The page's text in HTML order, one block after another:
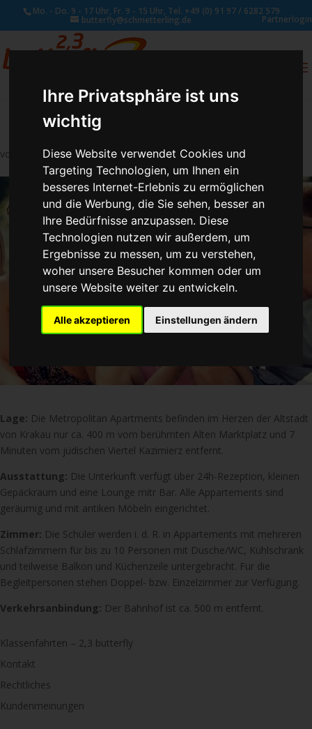
Ihre Privatsphäre ist uns
wichtig
Diese Website verwendet Cookies und
Targeting Technologien, um Ihnen ein
besseres Internet-Erlebnis zu ermöglichen
und die Werbung, die Sie sehen, besser an
Ihre Bedürfnisse anzupassen. Diese
Technologien nutzen wir außerdem, um
Ergebnisse zu messen, um zu verstehen,
woher unsere Besucher kommen oder um
unsere Website weiter zu entwickeln.
Alle akzeptieren Einstellungen ändern
Mo. - Do. 9 - 17 Uhr, Fr. 9 - 15 Uhr, Tel. +49 (0) 91 97 / 6282 579
butterfly@schmetterling.de Partnerlogin
von Susan Naumann|Okt. 23, 2018
Lage: Die Metropolitan Apartments befinden im Herzen der Altstadt
von Krakau nur ca. 400 m vom berühmten Alten Marktplatz und 7
Minuten vom jüdischen Viertel Kazimierz entfernt.
Ausstattung: Die Unterkunft verfügt über 24h-Rezeption, kleinen
Gepäckraum und eine Lounge mitr Bar. Alle Appartements sind
geräumig und mit antiken Möbeln eingerichtet.
Zimmer: Die Schüler werden i. d. R. in Appartements mit mehreren
Schlafzimmern für bis zu 10 Personen mit Dusche/WC, Kühlschrank
und teilweise Balkon und Küchenzeile untergebracht. Für die
Begleitpersonen stehen Doppel- bzw. Einzelzimmer zur Verfügung.
Verkehrsanbindung: Der Bahnhof ist ca. 500 m entfernt.
Klassenfahrten – 2,3 butterfly
Kontakt
Rechtliches
Kundenmeinungen